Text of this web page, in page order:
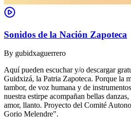
Sonidos de la Nación Zapoteca
By gubidxaguerrero
Aquí pueden escuchar y/o descargar
Guidxizá, la Patria Zapoteca. Porque la
tambor, de voz humana y de
nuestra estirpe acompañan bellas
amor, llanto. Proyecto del Comité
Gorio Melendre".